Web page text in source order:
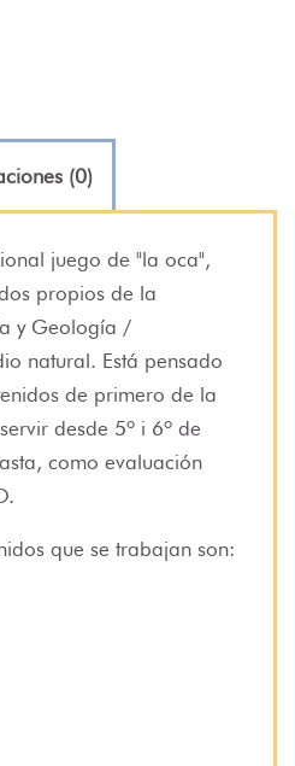
(0)
juego de "la oca",
propios de la
y Geología /
natural. Está pensado
de primero de la
desde 5º i 6º de
como evaluación
que se trabajan son: